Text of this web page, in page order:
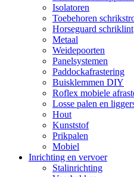
Isolatoren
Toebehoren
Horseguard schriklint
Metaal
Weidepoorten
Panelsystemen
Paddockafrastering
Buisklemmen DIY
Roflex mobiele
Losse palen en
Hout
Kunststof
Prikpalen
Mobiel
Inrichting en vervoer
Stalinrichting